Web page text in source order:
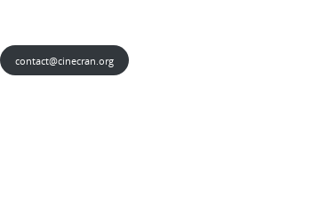
contact@cinecran.org